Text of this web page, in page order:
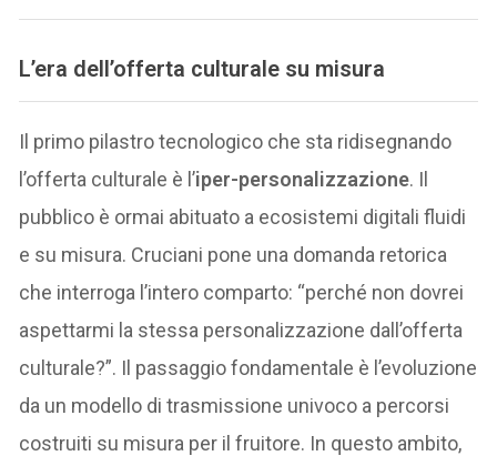
L’era dell’offerta culturale su misura
Il primo pilastro tecnologico che sta ridisegnando
l’offerta culturale è l’iper-personalizzazione. Il
pubblico è ormai abituato a ecosistemi digitali fluidi
e su misura. Cruciani pone una domanda retorica
che interroga l’intero comparto: “perché non dovrei
aspettarmi la stessa personalizzazione dall’offerta
culturale?”. Il passaggio fondamentale è l’evoluzione
da un modello di trasmissione univoco a percorsi
costruiti su misura per il fruitore. In questo ambito,